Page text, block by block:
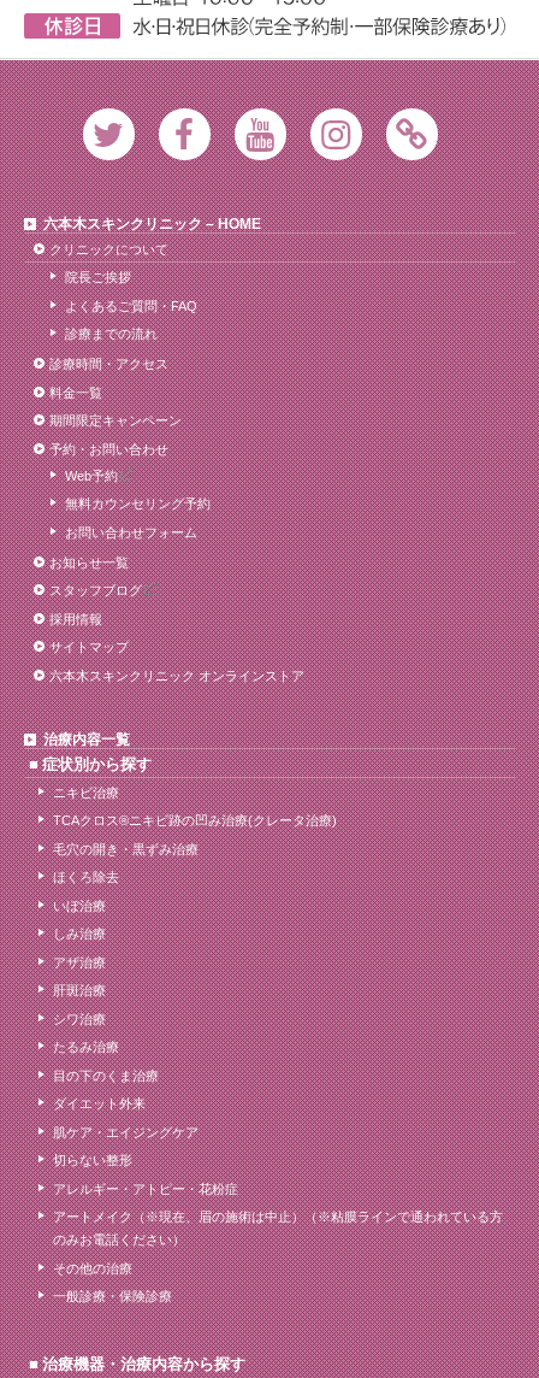
Twitter FacebookYoutube InstagramAmeblo
六本木スキンクリニック – HOME
クリニックについて
院長ご挨拶
よくあるご質問・FAQ
診療までの流れ
診療時間・アクセス
料金一覧
期間限定キャンペーン
予約・お問い合わせ
Web予約
無料カウンセリング予約
お問い合わせフォーム
お知らせ一覧
スタッフブログ
採用情報
サイトマップ
六本木スキンクリニック オンラインストア
治療内容一覧
症状別から探す
ニキビ治療
TCAクロス®ニキビ跡の凹み治療(クレータ治療)
毛穴の開き・黒ずみ治療
ほくろ除去
いぼ治療
しみ治療
アザ治療
肝斑治療
シワ治療
たるみ治療
目の下のくま治療
ダイエット外来
肌ケア・エイジングケア
切らない整形
アレルギー・アトピー・花粉症
アートメイク（※現在、眉の施術は中止）（※粘膜ラインで通われている方
のみお電話ください）
その他の治療
一般診療・保険診療
治療機器・治療内容から探す